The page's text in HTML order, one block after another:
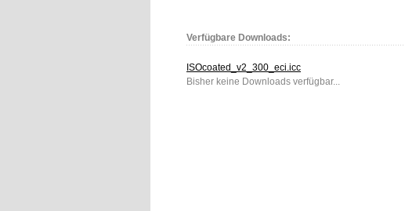
Verfügbare Downloads:
ISOcoated_v2_300_eci.icc
Bisher keine Downloads verfügbar...